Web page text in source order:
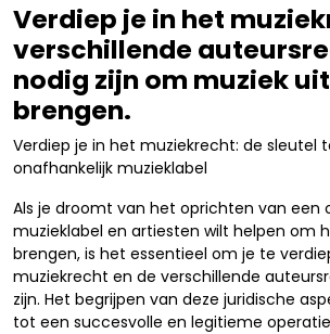
Verdiep je in het
verschillende
nodig zijn om muziek
brengen.
Verdiep je in het muziekrecht: de sleutel
onafhankelijk muzieklabel
Als je droomt van het oprichten van een
muzieklabel en artiesten wilt helpen om
brengen, is het essentieel om je te
muziekrecht en de verschillende
zijn. Het begrijpen van deze juridische
tot een succesvolle en legitieme